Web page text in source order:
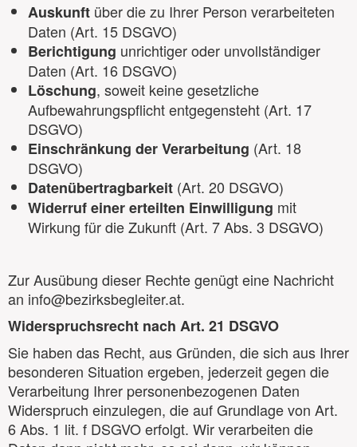
Auskunft über die zu Ihrer Person verarbeiteten
Daten (Art. 15 DSGVO)
Berichtigung unrichtiger oder unvollständiger
Daten (Art. 16 DSGVO)
Löschung, soweit keine gesetzliche
Aufbewahrungspflicht entgegensteht (Art. 17
DSGVO)
Einschränkung der Verarbeitung (Art. 18
DSGVO)
Datenübertragbarkeit (Art. 20 DSGVO)
Widerruf einer erteilten Einwilligung mit
Wirkung für die Zukunft (Art. 7 Abs. 3 DSGVO)
Zur Ausübung dieser Rechte genügt eine Nachricht
an info@bezirksbegleiter.at.
Widerspruchsrecht nach Art. 21 DSGVO
Sie haben das Recht, aus Gründen, die sich aus Ihrer
besonderen Situation ergeben, jederzeit gegen die
Verarbeitung Ihrer personenbezogenen Daten
Widerspruch einzulegen, die auf Grundlage von Art.
6 Abs. 1 lit. f DSGVO erfolgt. Wir verarbeiten die